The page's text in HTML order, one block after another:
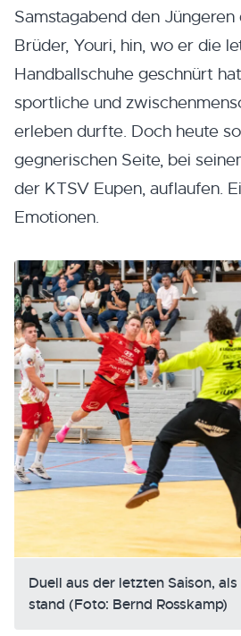
Samstagabend den
Brüder, Youri, hin, wo er die
Handballschuhe geschnürt
sportliche und
erleben durfte. Doch heute
gegnerischen Seite, bei
der KTSV Eupen, auflaufen.
Emotionen.
Duell aus der letzten Saison,
stand (Foto: Bernd Rosskamp)